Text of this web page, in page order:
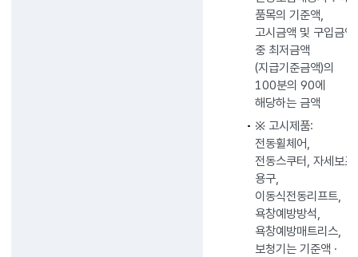
품목의 기준액,
고시금액 및 구입금액
중 최저금액
(지급기준금액)의
100분의 90에
해당하는 금액
※ 고시제품:
전동휠체어,
전동스쿠터, 자세보조
용구,
이동식전동리프트,
욕창예방방석,
욕창예방매트리스,
보청기는 기준액 ·